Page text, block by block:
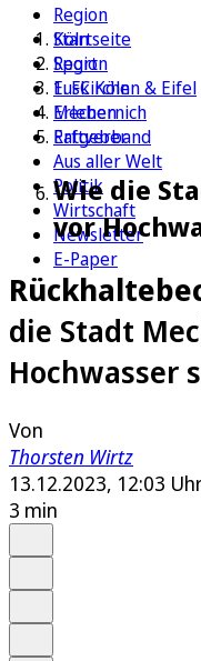
Region
Köln
Sport
1. FC Köln
Erleben
Ratgeber
Aus aller Welt
Politik
Wirtschaft
Newsletter
E-Paper
Startseite
Region
Euskirchen & Eifel
Mechernich
Erftverband
Wie die
vor
die Stadt
Hochwasser
Von
Thorsten Wirtz
13.12.2023, 12:03
3 min